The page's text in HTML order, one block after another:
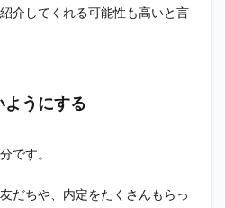
介してくれる可能性も高いと言
うにする
です。
だちや、内定をたくさんもらっ